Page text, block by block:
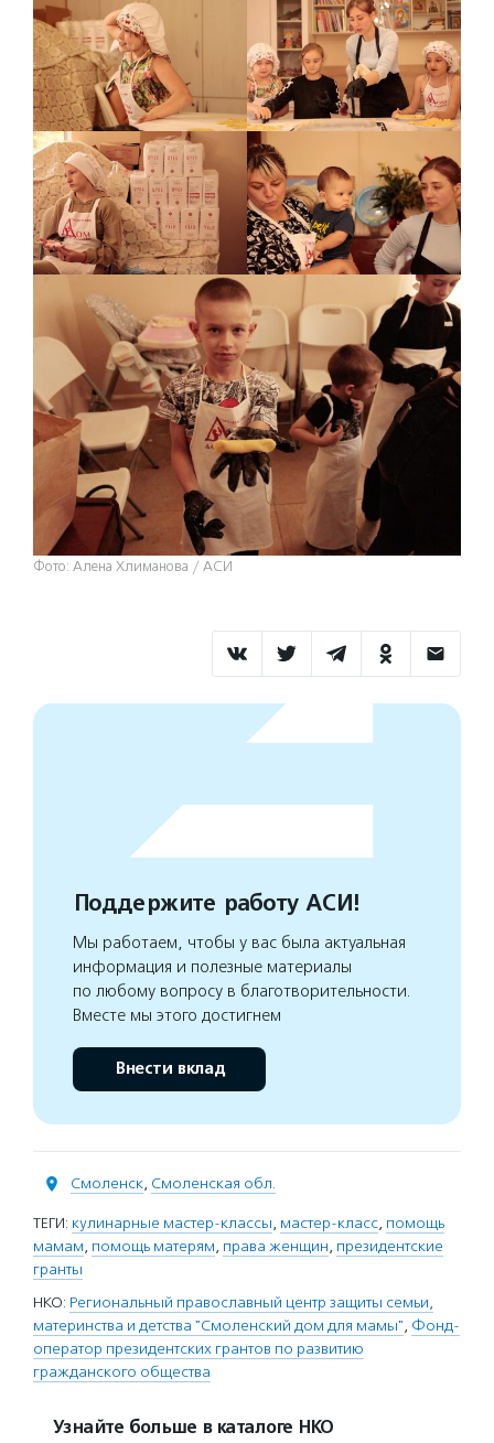
Фото: Алена Хлиманова / АСИ
Поддержите работу АСИ!
Мы работаем, чтобы у вас была актуальная
информация и полезные материалы
по любому вопросу в благотворительности.
Вместе мы этого достигнем
Внести вклад
Смоленск, Смоленская обл.
ТЕГИ: кулинарные мастер-классы, мастер-класс, помощь
мамам, помощь матерям, права женщин, президентские
гранты
НКО: Региональный православный центр защиты семьи,
материнства и детства "Смоленский дом для мамы", Фонд-
оператор президентских грантов по развитию
гражданского общества
Узнайте больше в каталоге НКО